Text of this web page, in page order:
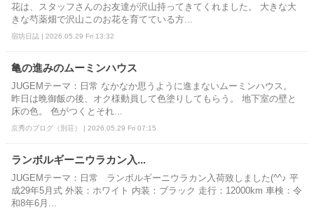
花は、スタッフさんのお友達が沢山持ってきてくれました。 大きな大
きな芍薬畑で沢山このお花を育てている方...
宿坊日誌 | 2026.05.29 Fri 13:32
亀の進みのムーミンハウス
JUGEMテーマ：日常 なかなか思うように進まないムーミンハウス。
昨日は晩御飯の後、オク様動員して色塗りしてもらう。 地下室の壁と
床の色。 色がつくとそれ...
京秀のブログ（別荘） | 2026.05.29 Fri 07:15
ランボルギーニウラカン入...
JUGEMテーマ：日常 ランボルギーニウラカン入荷致しました(^^♪ 平
成29年5月式 外装：ホワイト 内装：ブラック 走行：12000km 車検：令
和8年6月...